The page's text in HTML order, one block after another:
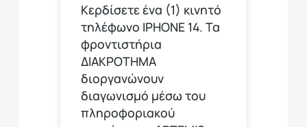
Κερδίσετε ένα (1) κινητό
τηλέφωνο ΙΡΗΟΝΕ 14. Τα
φροντιστήρια
ΔΙΑΚΡΟΤΗΜΑ
διοργανώνουν
διαγωνισμό μέσω του
πληροφοριακού